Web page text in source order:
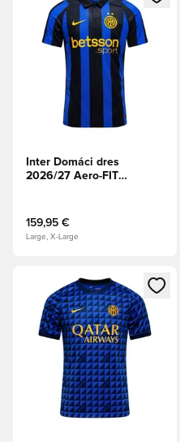
Inter Domáci dres
2026/27 Aero-FIT
159,95 €
Large, X-Large
Otvorí modál na